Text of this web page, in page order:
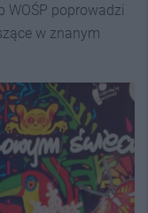
WOŚP poprowadzi
w znanym